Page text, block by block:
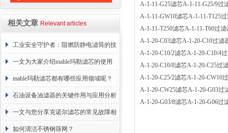
相关文章 Relevant articles
工业安全守护者：阻燃防静电滤筒的技
术原理与应用解析
一文为大家介绍mahle玛勒滤芯的使用
原理
mahle玛勒滤芯都有哪些应用领域呢？
石油设备油滤器的关键作用与应用分析
一文与您分享克诺尔滤芯的常见故障相
应解决方法
如何清洁不锈钢筛网？
A-1-11-G25滤芯A-1-11-G25/9过
A-1-11-GW10滤芯A-1-11-T125
A-1-11-T250滤芯A-1-11-T60过
A-1-20-C03滤芯A-1-20-C10过滤
A-1-20-C10/2滤芯A-1-20-C10/4
A-1-20-C10/8滤芯A-1-20-C25过
A-1-20-C25/2滤芯A-1-20-CW10
A-1-20-CW25滤芯A-1-20-G03过
A-1-20-G03/8滤芯A-1-20-G06过